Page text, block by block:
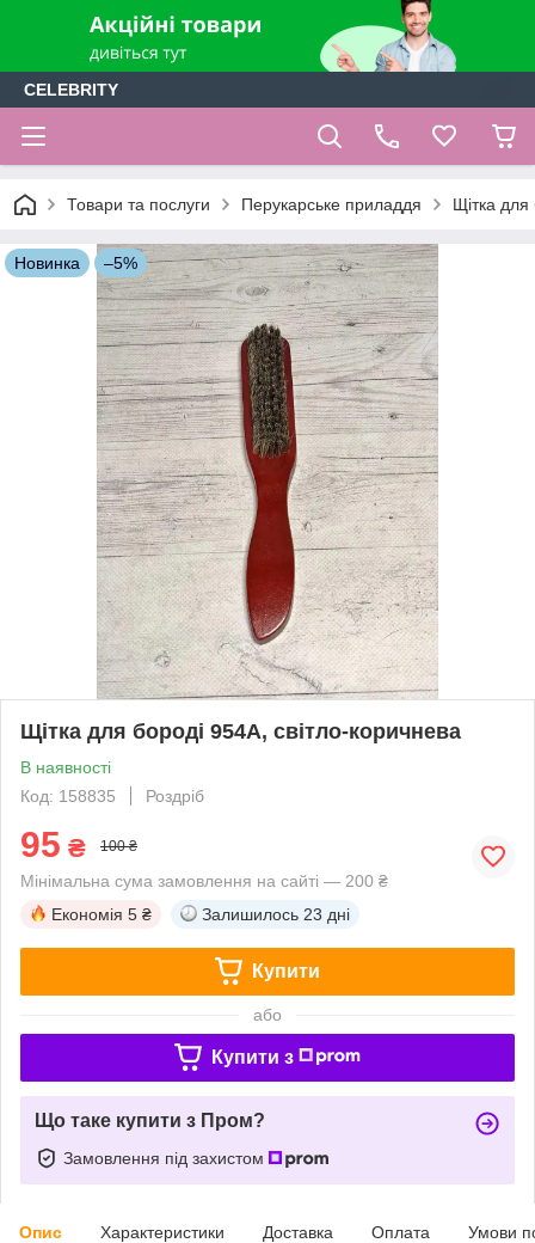
CELEBRITY
Товари та послуги Перукарське приладдя Щітка
Новинка –5%
Щітка для бороді 954A, світло-коричнева
В наявності
Код: 158835
Роздріб
95 ₴ 100 ₴
Мінімальна сума замовлення на сайті — 200 ₴
Економія 5 ₴ Залишилось 23 дні
Купити
або
Купити з
Що таке купити з Пром?
Замовлення під захистом
Опис Характеристики Доставка Оплата Умови